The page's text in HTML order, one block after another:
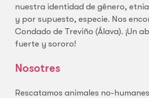
nuestra identidad de género,
y por supuesto, especie. Nos
Condado de Treviño (Álava). ¡Un
fuerte y sororo!
Nosotres
Rescatamos animales no-